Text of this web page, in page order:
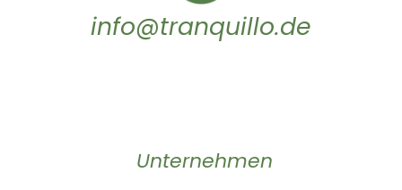
info@tranquillo.de
Unternehmen